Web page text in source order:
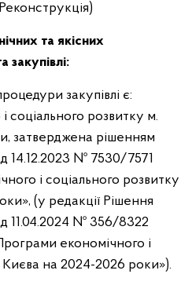
та якісних
закупівлі є:
соціального розвитку м.
затверджена рішенням
14.12.2023 № 7530/7571
і соціального розвитку
(у редакції Рішення
11.04.2024 № 356/8322
економічного і
Києва на 2024-2026 роки»).